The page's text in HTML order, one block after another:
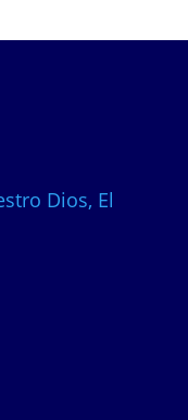
Dios, El